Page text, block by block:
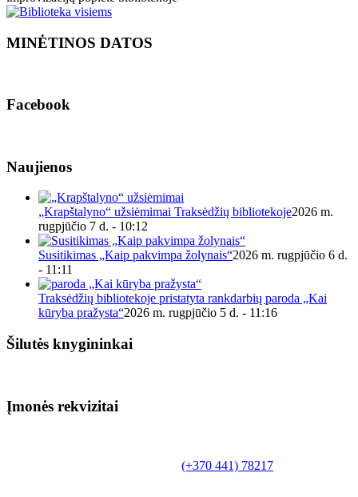
MINĖTINOS DATOS
Facebook
Naujienos
„Krapštalyno“ užsiėmimai Traksėdžių bibliotekoje2026 m.
rugpjūčio 7 d. - 10:12
Susitikimas „Kaip pakvimpa žolynais“2026 m. rugpjūčio 6 d.
- 11:11
Traksėdžių bibliotekoje pristatyta rankdarbių paroda „Kai
kūryba pražysta“2026 m. rugpjūčio 5 d. - 11:16
Šilutės knygininkai
Įmonės rekvizitai
(+370 441) 78217